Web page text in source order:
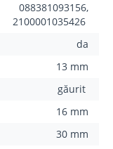
088381093156,
2100001035426
da
13 mm
găurit
16 mm
30 mm